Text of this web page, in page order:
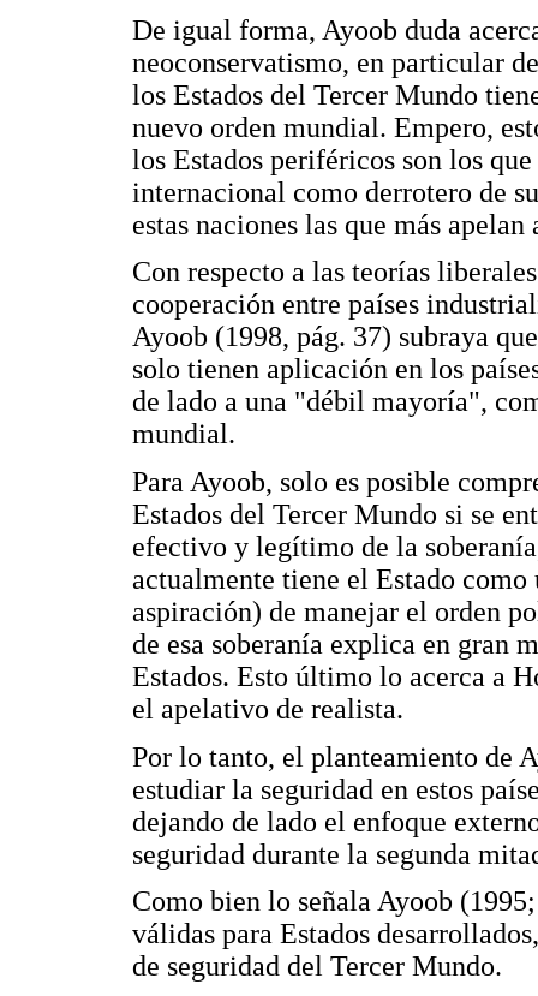
De igual forma, Ayoob duda
neoconservatismo, en particular
los Estados del Tercer Mundo
nuevo orden mundial. Empero,
los Estados periféricos son los
internacional como derrotero de
estas naciones las que más
Con respecto a las teorías
cooperación entre países
Ayoob (1998, pág. 37) subraya
solo tienen aplicación en los
de lado a una "débil mayoría",
mundial.
Para Ayoob, solo es posible
Estados del Tercer Mundo si se
efectivo y legítimo de la
actualmente tiene el Estado
aspiración) de manejar el orden
de esa soberanía explica en gran
Estados. Esto último lo acerca a
el apelativo de realista.
Por lo tanto, el planteamiento de
estudiar la seguridad en estos
dejando de lado el enfoque
seguridad durante la segunda
Como bien lo señala Ayoob
válidas para Estados
de seguridad del Tercer Mundo.